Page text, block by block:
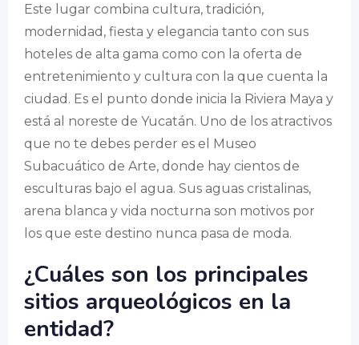
Este lugar combina cultura, tradición,
modernidad, fiesta y elegancia tanto con sus
hoteles de alta gama como con la oferta de
entretenimiento y cultura con la que cuenta la
ciudad. Es el punto donde inicia la Riviera Maya y
está al noreste de Yucatán. Uno de los atractivos
que no te debes perder es el Museo
Subacuático de Arte, donde hay cientos de
esculturas bajo el agua. Sus aguas cristalinas,
arena blanca y vida nocturna son motivos por
los que este destino nunca pasa de moda.
¿Cuáles son los principales
sitios arqueológicos en la
entidad?